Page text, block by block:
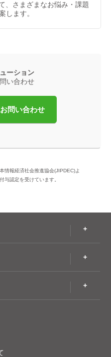
、さまざまなお悩み・課題
します。
ーション
い合わせ
問い合わせ
情報経済社会推進協会(JIPDEC)よ
与認定を受けています。